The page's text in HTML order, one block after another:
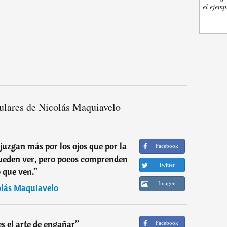
de Nicolás Maquiavelo
más por los ojos que por la
ver, pero pocos comprenden
ven.”
Maquiavelo
Facebook
Twitter
Imagen
el arte de engañar” Facebook
el